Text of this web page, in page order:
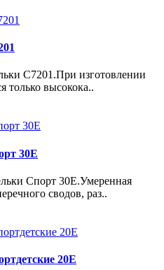
С7201.При изготовлении
только высокока..
30Е
Спорт 30Е.Умеренная
сводов, раз..
20Е